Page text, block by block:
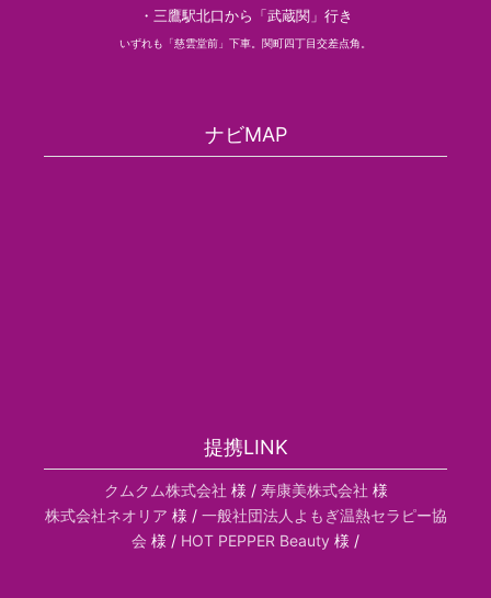
・三鷹駅北口から「武蔵関」行き
いずれも「慈雲堂前」下車。関町四丁目交差点角。
ナビMAP
提携LINK
クムクム株式会社 様 / 寿康美株式会社 様
株式会社ネオリア 様 / 一般社団法人よもぎ温熱セラピー協
会 様 / HOT PEPPER Beauty 様 /